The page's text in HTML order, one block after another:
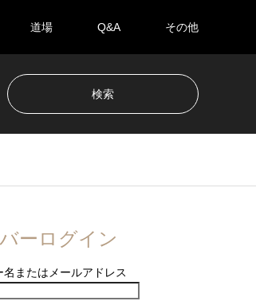
道場 Q&A その他
ーログイン
名またはメールアドレス